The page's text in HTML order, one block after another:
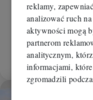
reklamy,
analizować ruch
aktywności mogą
partnerom
analitycznym,
informacjami,
zgromadzili
Mieszkanie
4 pokoje
166
RBM-MS-112227